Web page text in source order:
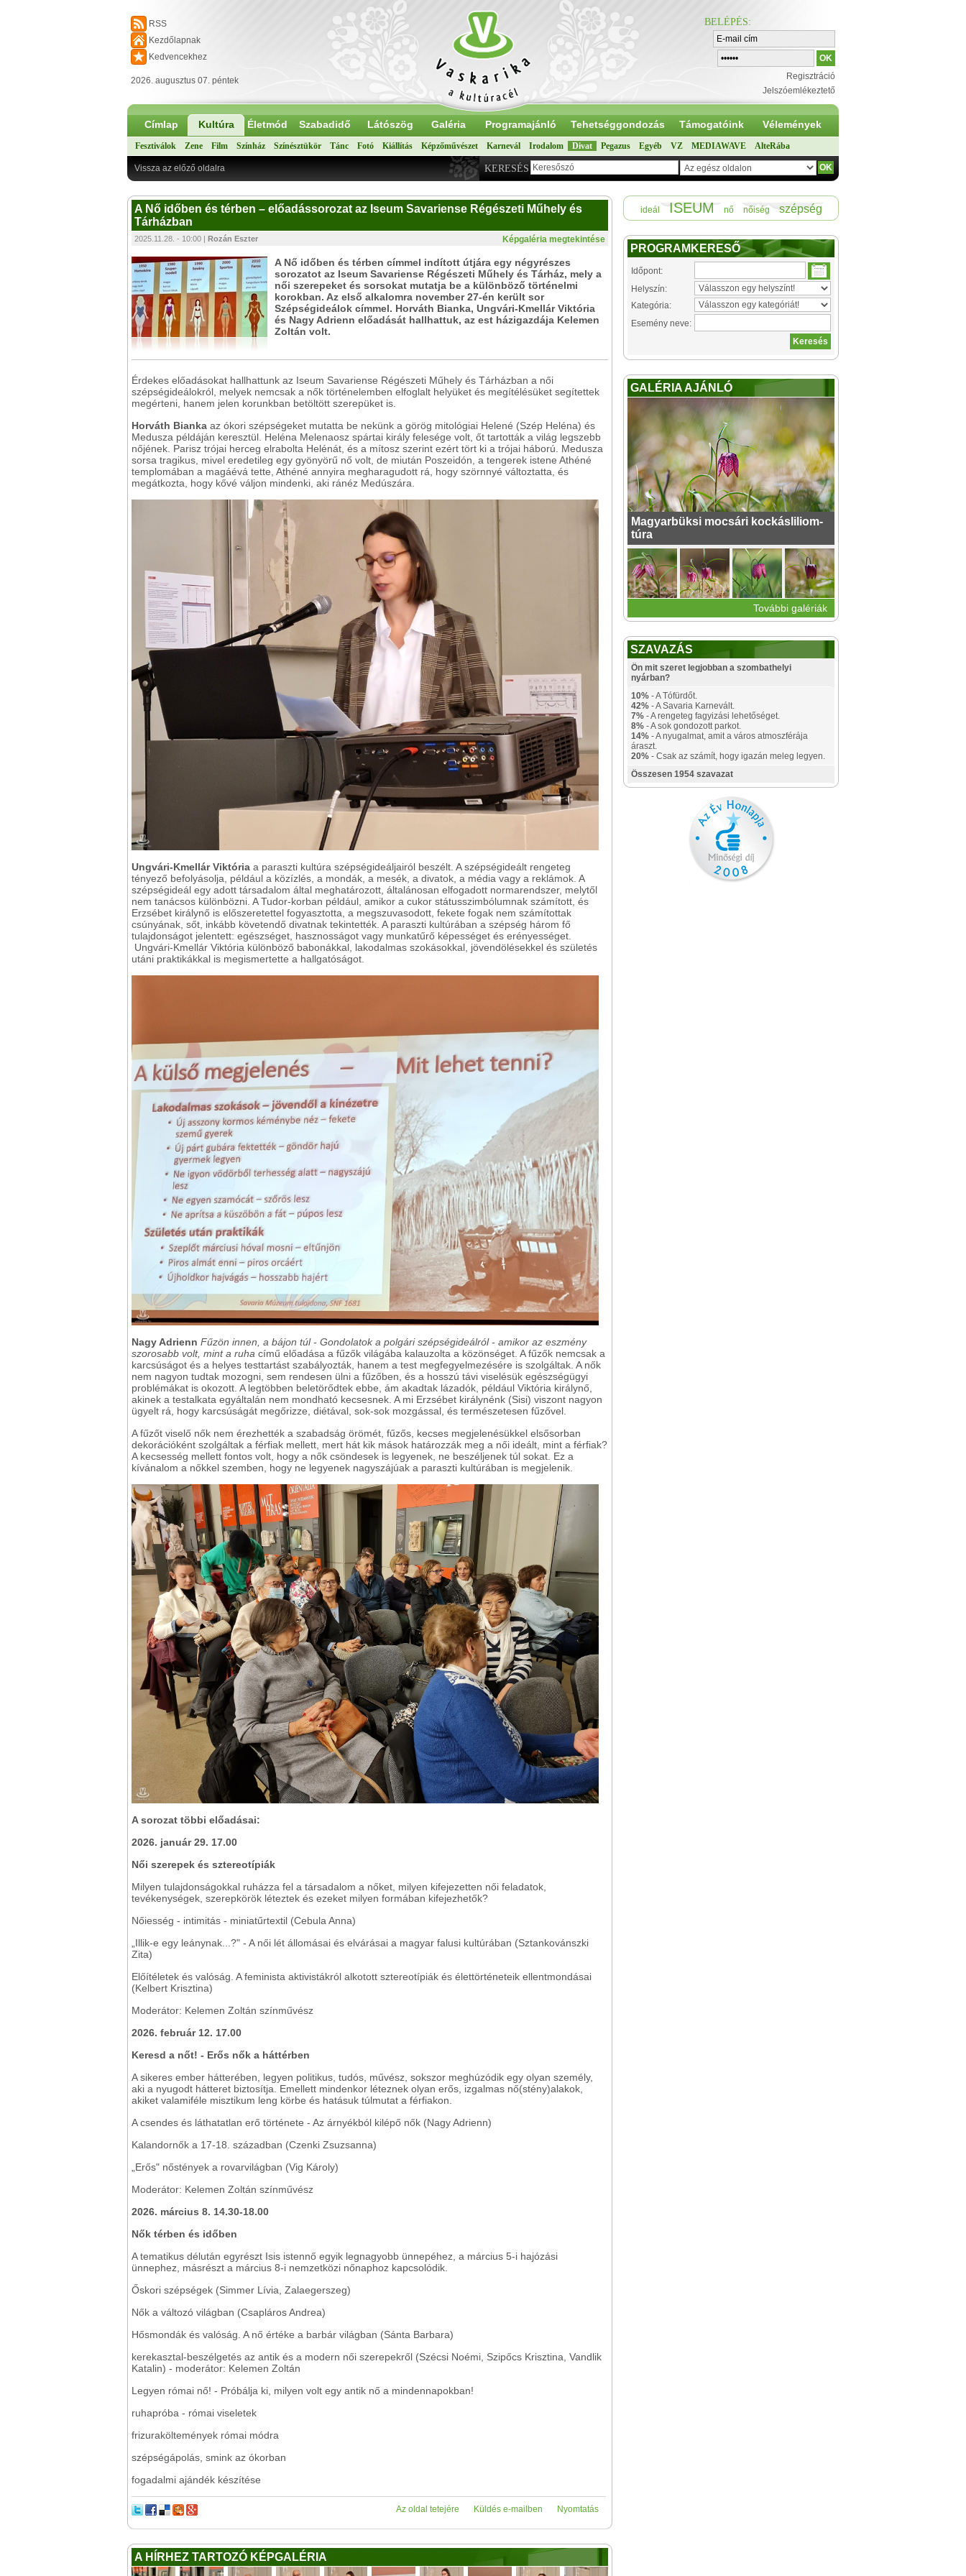
RSS
Kezdőlapnak
Kedvencekhez
2026. augusztus 07. péntek
BELÉPÉS:
Regisztráció
Jelszóemlékeztető
Címlap Kultúra Életmód Szabadidő Látószög Galéria Programajánló Tehetséggondozás Támogatóink Vélemények
Fesztiválok Zene Film Színház Színésztükör Tánc Fotó Kiállítás Képzőművészet Karnevál Irodalom Divat Pegazus Egyéb VZ MEDIAWAVE AlteRába
KERESÉS
Vissza az előző oldalra
A Nő időben és térben – előadássorozat az Iseum Savariense Régészeti Műhely és
Tárházban
Képgaléria megtekintése
2025.11.28. - 10:00 | Rozán Eszter
A Nő időben és térben címmel indított útjára egy négyrészes
sorozatot az Iseum Savariense Régészeti Műhely és Tárház, mely a
női szerepeket és sorsokat mutatja be a különböző történelmi
korokban. Az első alkalomra november 27-én került sor
Szépségideálok címmel. Horváth Bianka, Ungvári-Kmellár Viktória
és Nagy Adrienn előadását hallhattuk, az est házigazdája Kelemen
Zoltán volt.
Érdekes előadásokat hallhattunk az Iseum Savariense Régészeti Műhely és Tárházban a női
szépségideálokról, melyek nemcsak a nők történelemben elfoglalt helyüket és megítélésüket segítettek
megérteni, hanem jelen korunkban betöltött szerepüket is.
Horváth Bianka az ókori szépségeket mutatta be nekünk a görög mitológiai Helené (Szép Heléna) és
Medusza példáján keresztül. Heléna Melenaosz spártai király felesége volt, őt tartották a világ legszebb
nőjének. Parisz trójai herceg elrabolta Helénát, és a mítosz szerint ezért tört ki a trójai háború. Medusza
sorsa tragikus, mivel eredetileg egy gyönyörű nő volt, de miután Poszeidón, a tengerek istene Athéné
templomában a magáévá tette, Athéné annyira megharagudott rá, hogy szörnnyé változtatta, és
megátkozta, hogy kővé váljon mindenki, aki ránéz Medúszára.
Ungvári-Kmellár Viktória a paraszti kultúra szépségideáljairól beszélt. A szépségideált rengeteg
tényező befolyásolja, például a közízlés, a mondák, a mesék, a divatok, a média vagy a reklámok. A
szépségideál egy adott társadalom által meghatározott, általánosan elfogadott normarendszer, melytől
nem tanácsos különbözni. A Tudor-korban például, amikor a cukor státusszimbólumnak számított, és
Erzsébet királynő is előszeretettel fogyasztotta, a megszuvasodott, fekete fogak nem számítottak
csúnyának, sőt, inkább követendő divatnak tekintették. A paraszti kultúrában a szépség három fő
tulajdonságot jelentett: egészséget, hasznosságot vagy munkatűrő képességet és erényességet.
Ungvári-Kmellár Viktória különböző babonákkal, lakodalmas szokásokkal, jövendölésekkel és születés
utáni praktikákkal is megismertette a hallgatóságot.
Nagy Adrienn Fűzön innen, a bájon túl - Gondolatok a polgári szépségideálról - amikor az eszmény
szorosabb volt, mint a ruha című előadása a fűzők világába kalauzolta a közönséget. A fűzők nemcsak a
karcsúságot és a helyes testtartást szabályozták, hanem a test megfegyelmezésére is szolgáltak. A nők
nem nagyon tudtak mozogni, sem rendesen ülni a fűzőben, és a hosszú távi viselésük egészségügyi
problémákat is okozott. A legtöbben beletörődtek ebbe, ám akadtak lázadók, például Viktória királynő,
akinek a testalkata egyáltalán nem mondható kecsesnek. A mi Erzsébet királynénk (Sisi) viszont nagyon
ügyelt rá, hogy karcsúságát megőrizze, diétával, sok-sok mozgással, és természetesen fűzővel.
A fűzőt viselő nők nem érezhették a szabadság örömét, fűzős, kecses megjelenésükkel elsősorban
dekorációként szolgáltak a férfiak mellett, mert hát kik mások határozzák meg a női ideált, mint a férfiak?
A kecsesség mellett fontos volt, hogy a nők csöndesek is legyenek, ne beszéljenek túl sokat. Ez a
kívánalom a nőkkel szemben, hogy ne legyenek nagyszájúak a paraszti kultúrában is megjelenik.
A sorozat többi előadásai:
2026. január 29. 17.00
Női szerepek és sztereotípiák
Milyen tulajdonságokkal ruházza fel a társadalom a nőket, milyen kifejezetten női feladatok,
tevékenységek, szerepkörök léteztek és ezeket milyen formában kifejezhetők?
Nőiesség - intimitás - miniatűrtextil (Cebula Anna)
„Illik-e egy leánynak...?" - A női lét állomásai és elvárásai a magyar falusi kultúrában (Sztankovánszki
Zita)
​​​​​​​Előítéletek és valóság. A feminista aktivistákról alkotott sztereotípiák és élettörténeteik ellentmondásai
(Kelbert Krisztina)
Moderátor: Kelemen Zoltán színművész
2026. február 12. 17.00
Keresd a nőt! - Erős nők a háttérben
A sikeres ember hátterében, legyen politikus, tudós, művész, sokszor meghúzódik egy olyan személy,
aki a nyugodt hátteret biztosítja. Emellett mindenkor léteznek olyan erős, izgalmas nő(stény)alakok,
akiket valamiféle misztikum leng körbe és hatásuk túlmutat a férfiakon.
A csendes és láthatatlan erő története - Az árnyékból kilépő nők (Nagy Adrienn)
Kalandornők a 17-18. században (Czenki Zsuzsanna)
„Erős" nőstények a rovarvilágban (Vig Károly)
Moderátor: Kelemen Zoltán színművész
2026. március 8. 14.30-18.00
Nők térben és időben
A tematikus délután egyrészt Isis istennő egyik legnagyobb ünnepéhez, a március 5-i hajózási
ünnephez, másrészt a március 8-i nemzetközi nőnaphoz kapcsolódik.
Őskori szépségek (Simmer Lívia, Zalaegerszeg)
Nők a változó világban (Csapláros Andrea)
Hősmondák és valóság. A nő értéke a barbár világban (Sánta Barbara)
kerekasztal-beszélgetés az antik és a modern női szerepekről (Szécsi Noémi, Szipőcs Krisztina, Vandlik
Katalin) - moderátor: Kelemen Zoltán
Legyen római nő! - Próbálja ki, milyen volt egy antik nő a mindennapokban!
ruhapróba - római viseletek
frizuraköltemények római módra
szépségápolás, smink az ókorban
fogadalmi ajándék készítése
Nyomtatás
Küldés e-mailben
Az oldal tetejére
A HÍRHEZ TARTOZÓ KÉPGALÉRIA
ideál ISEUM nő nőiség szépség
PROGRAMKERESŐ
Időpont:
Helyszín:
Kategória:
Esemény neve:
GALÉRIA AJÁNLÓ
Magyarbüksi mocsári kockásliliom-
túra
További galériák
SZAVAZÁS
Ön mit szeret legjobban a szombathelyi
nyárban?
10% - A Tófürdőt.
42% - A Savaria Karnevált.
7% - A rengeteg fagyizási lehetőséget.
8% - A sok gondozott parkot.
14% - A nyugalmat, amit a város atmoszférája
áraszt.
20% - Csak az számít, hogy igazán meleg legyen.
Összesen 1954 szavazat